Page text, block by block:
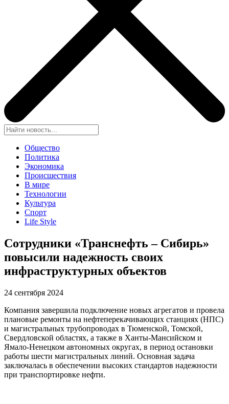
Общество
Политика
Экономика
Происшествия
В мире
Технологии
Культура
Спорт
Life Style
Сотрудники «Транснефть – Сибирь»
повысили надежность своих
инфраструктурных объектов
24 сентября 2024
Компания завершила подключение новых агрегатов и провела
плановые ремонты на нефтеперекачивающих станциях (НПС)
и магистральных трубопроводах в Тюменской, Томской,
Свердловской областях, а также в Ханты-Мансийском и
Ямало-Ненецком автономных округах, в период остановки
работы шести магистральных линий. Основная задача
заключалась в обеспечении высоких стандартов надежности
при транспортировке нефти.